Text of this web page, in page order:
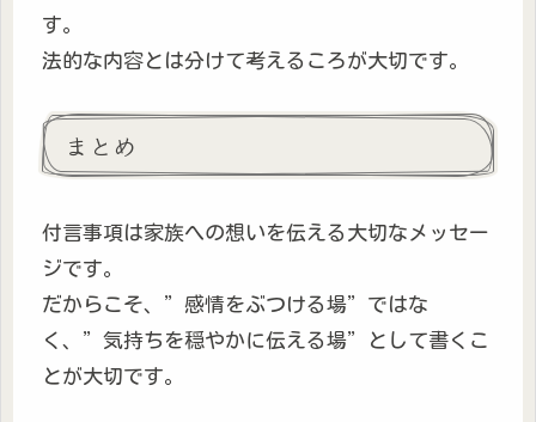
す。
法的な内容とは分けて考えるころが大切です。
まとめ
付言事項は家族への想いを伝える大切なメッセー
ジです。
だからこそ、”感情をぶつける場”ではな
く、”気持ちを穏やかに伝える場”として書くこ
とが大切です。